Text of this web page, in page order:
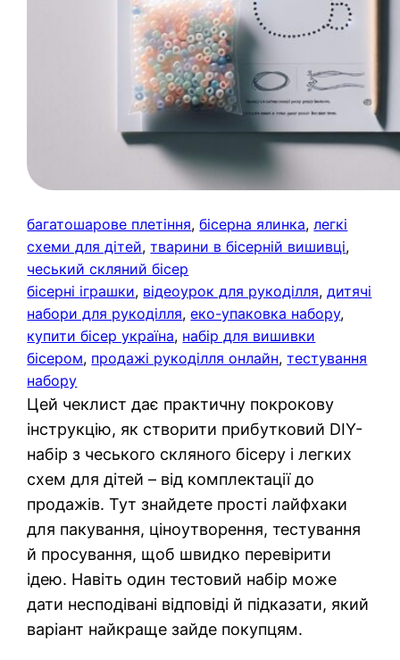
багатошарове плетіння, бісерна ялинка, легкі
схеми для дітей, тварини в бісерній вишивці
чеський скляний бісер
бісерні іграшки, відеоурок для рукоділля, дитячі
набори для рукоділля, еко-упаковка набору
купити бісер україна, набір для вишивки
бісером, продажі рукоділля онлайн, тестування
набору
Цей чеклист дає практичну покрокову
інструкцію, як створити прибутковий DIY-
набір з чеського скляного бісеру і легких
схем для дітей – від комплектації до
продажів. Тут знайдете прості лайфхаки
для пакування, ціноутворення, тестування
й просування, щоб швидко перевірити
ідею. Навіть один тестовий набір може
дати несподівані відповіді й підказати, який
варіант найкраще зайде покупцям.